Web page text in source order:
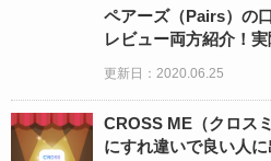
ペアーズ（Pairs）の
レビュー両方紹介！実
更新日：2020.06.25
CROSS ME（クロス
にすれ違いで良い人